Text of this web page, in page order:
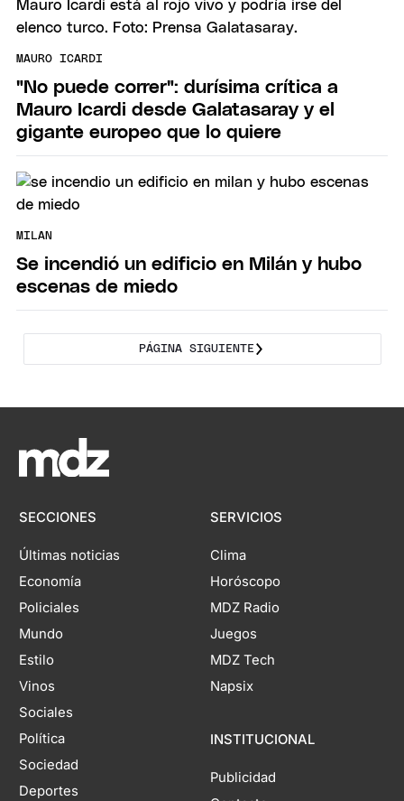
MAURO ICARDI
"No puede correr": durísima crítica a
Mauro Icardi desde Galatasaray y el
gigante europeo que lo quiere
MILAN
Se incendió un edificio en Milán y hubo
escenas de miedo
PÁGINA SIGUIENTE
SECCIONES
Últimas noticias
Economía
Policiales
Mundo
Estilo
Vinos
Sociales
Política
Sociedad
Deportes
SERVICIOS
Clima
Horóscopo
MDZ Radio
Juegos
MDZ Tech
Napsix
INSTITUCIONAL
Publicidad